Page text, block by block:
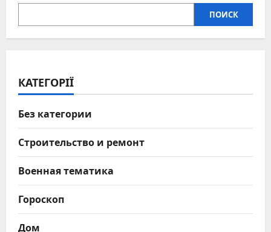
ПОИСК
КАТЕГОРІЇ
Без категории
Строительство и ремонт
Военная тематика
Гороскоп
Дом